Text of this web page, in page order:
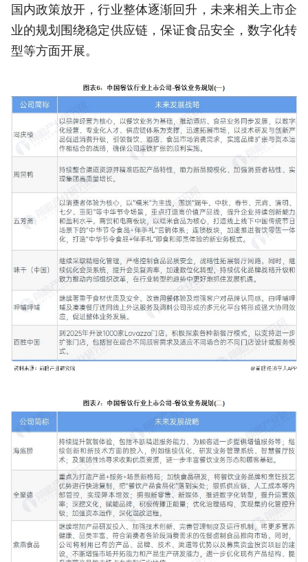
国内政策放开，行业整体逐渐回升，未来相关上市企
业的规划围绕稳定供应链，保证食品安全，数字化转
型等方面开展。